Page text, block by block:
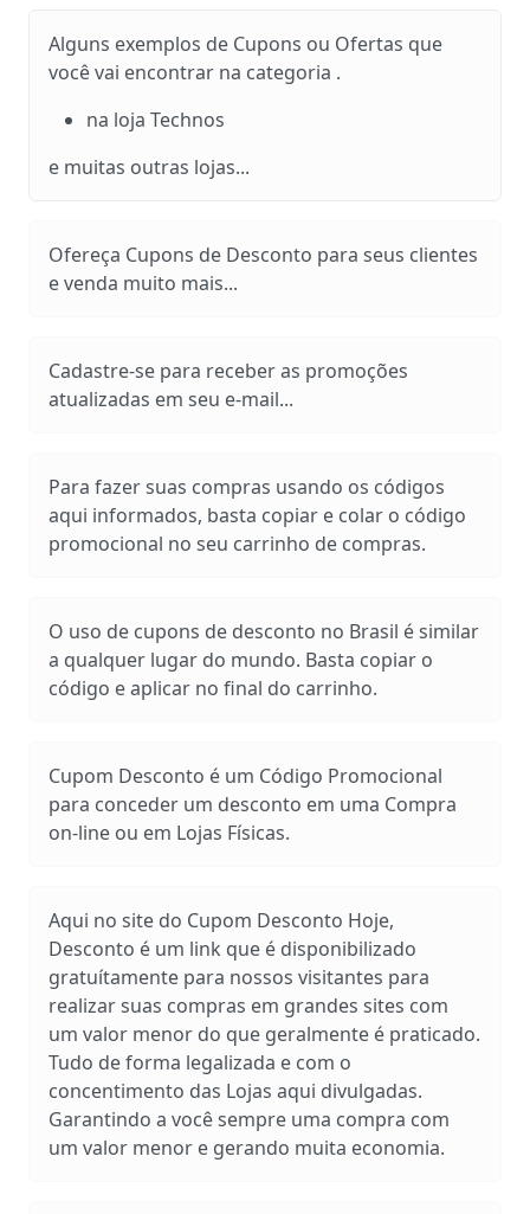
Alguns exemplos de Cupons ou Ofertas que
você vai encontrar na categoria .
na loja Technos
e muitas outras lojas...
Ofereça Cupons de Desconto para seus clientes
e venda muito mais...
Cadastre-se para receber as promoções
atualizadas em seu e-mail...
Para fazer suas compras usando os códigos
aqui informados, basta copiar e colar o código
promocional no seu carrinho de compras.
O uso de cupons de desconto no Brasil é similar
a qualquer lugar do mundo. Basta copiar o
código e aplicar no final do carrinho.
Cupom Desconto é um Código Promocional
para conceder um desconto em uma Compra
on-line ou em Lojas Físicas.
Aqui no site do Cupom Desconto Hoje,
Desconto é um link que é disponibilizado
gratuítamente para nossos visitantes para
realizar suas compras em grandes sites com
um valor menor do que geralmente é praticado.
Tudo de forma legalizada e com o
concentimento das Lojas aqui divulgadas.
Garantindo a você sempre uma compra com
um valor menor e gerando muita economia.